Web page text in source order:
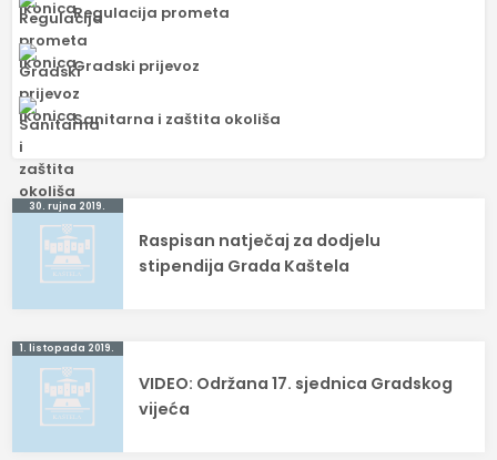
Regulacija prometa
Gradski prijevoz
Sanitarna i zaštita okoliša
Navigacija
objava
30. rujna 2019.
Raspisan natječaj za dodjelu
stipendija Grada Kaštela
1. listopada 2019.
VIDEO: Održana 17. sjednica Gradskog
vijeća